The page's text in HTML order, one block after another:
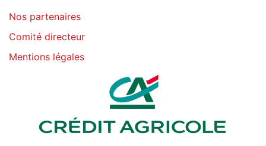
Nos partenaires
Comité directeur
Mentions légales